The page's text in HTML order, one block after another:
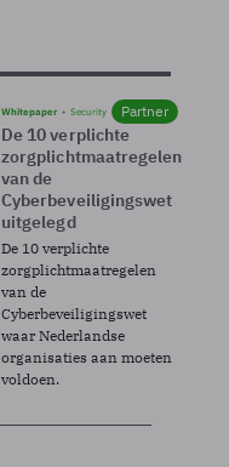
Whitepaper Security Partner
De 10 verplichte
zorgplichtmaatregelen
van de
Cyberbeveiligingswet
uitgelegd
De 10 verplichte
zorgplichtmaatregelen
van de
Cyberbeveiligingswet
waar Nederlandse
organisaties aan moeten
voldoen.